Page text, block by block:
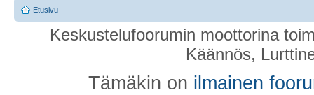
Etusivu
Keskustelufoorumin moottorina
Käännös,
Tämäkin on ilmainen